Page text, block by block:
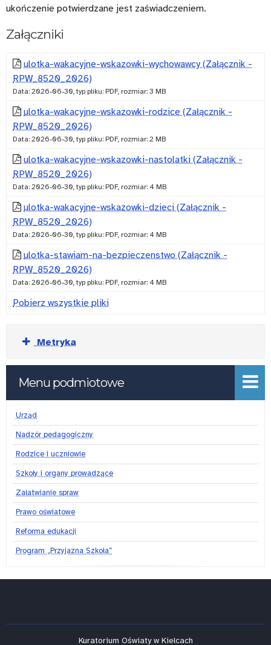
ukończenie potwierdzane jest zaświadczeniem.
Załączniki
ulotka-wakacyjne-wskazowki-wychowawcy (Załącznik -
RPW_8520_2026)
Data: 2026-06-30, typ pliku: PDF, rozmiar: 3 MB
ulotka-wakacyjne-wskazowki-rodzice (Załącznik -
RPW_8520_2026)
Data: 2026-06-30, typ pliku: PDF, rozmiar: 2 MB
ulotka-wakacyjne-wskazowki-nastolatki (Załącznik -
RPW_8520_2026)
Data: 2026-06-30, typ pliku: PDF, rozmiar: 4 MB
ulotka-wakacyjne-wskazowki-dzieci (Załącznik -
RPW_8520_2026)
Data: 2026-06-30, typ pliku: PDF, rozmiar: 4 MB
ulotka-stawiam-na-bezpieczenstwo (Załącznik -
RPW_8520_2026)
Data: 2026-06-30, typ pliku: PDF, rozmiar: 4 MB
Pobierz wszystkie pliki
Rozwiń
Metryka
Menu podmiotowe
Urząd
Nadzór pedagogiczny
Rodzice i uczniowie
Szkoły i organy prowadzące
Załatwianie spraw
Prawo oświatowe
Reforma edukacji
Program „Przyjazna Szkoła”
Kuratorium Oświaty w Kielcach